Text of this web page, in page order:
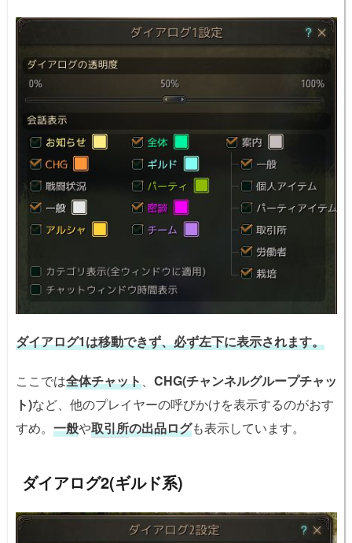
ダイアログ1は移動できず、必ず左下に表示されます。
ここでは全体チャット、 CHG(チャンネルグループチャッ
ト)など、他のプレイヤーの呼びかけを表示するのがおす
すめ。 一般や取引所の出品ログも表示しています。
ダイアログ2(ギルド系)